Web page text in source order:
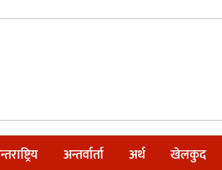
अन्तर्वार्ता अर्थ खेलकुद